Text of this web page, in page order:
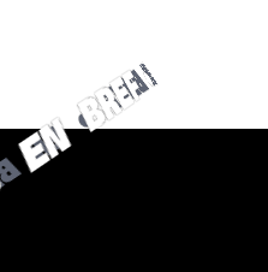
B
R
E
F•
E
N
B
R
E
F
•
E
N
B
R